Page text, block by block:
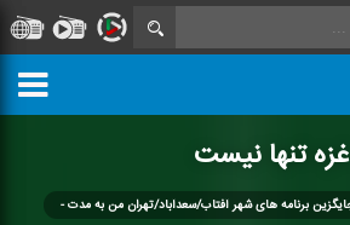
غزه تنها نیست